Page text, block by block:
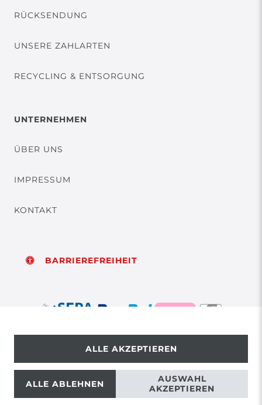
RÜCKSENDUNG
UNSERE ZAHLARTEN
RECYCLING & ENTSORGUNG
UNTERNEHMEN
ÜBER UNS
IMPRESSUM
KONTAKT
BARRIEREFREIHEIT
© Copyright 2026 | Alle Rechte vorbehalten.
ALLE AKZEPTIEREN
ALLE ABLEHNEN
AUSWAHL
AKZEPTIEREN